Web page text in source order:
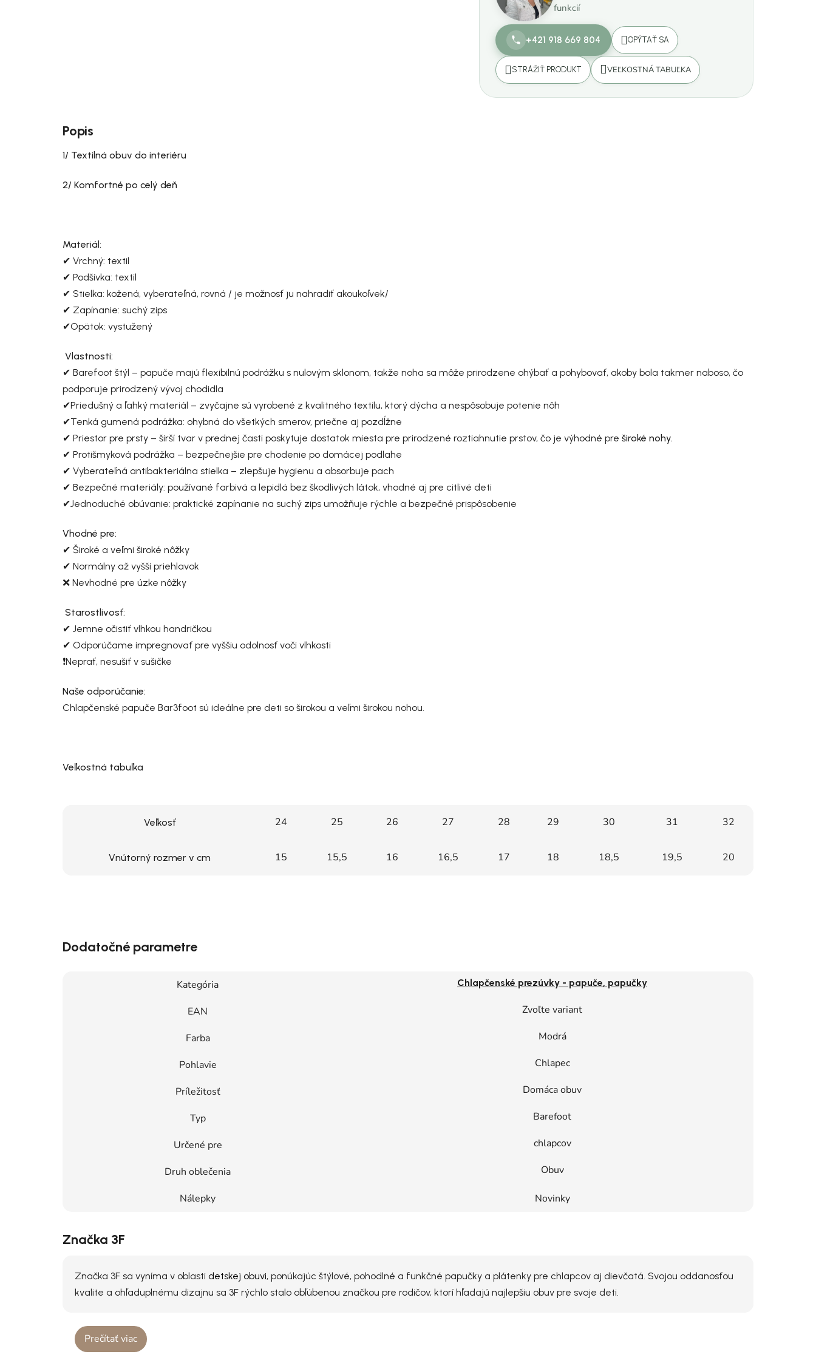
funkcií
+421 918 669 804 OPÝTAŤ SA
STRÁŽIŤ PRODUKT VEĽKOSTNÁ TABUĽKA
Popis
1/ Textilná obuv do interiéru
2/ Komfortné po celý deň
Materiál:
✔ Vrchný: textil
✔ Podšívka: textil
✔ Stielka: kožená, vyberateľná, rovná / je možnosť ju nahradiť akoukoľvek/
✔ Zapínanie: suchý zips
✔Opätok: vystužený
Vlastnosti:
✔ Barefoot štýl – papuče majú flexibilnú podrážku s nulovým sklonom, takže noha sa môže prirodzene ohýbať a pohybovať, akoby bola takmer naboso, čo
podporuje prirodzený vývoj chodidla
✔Priedušný a ľahký materiál – zvyčajne sú vyrobené z kvalitného textilu, ktorý dýcha a nespôsobuje potenie nôh
✔Tenká gumená podrážka: ohybná do všetkých smerov, priečne aj pozdĺžne
✔ Priestor pre prsty – širší tvar v prednej časti poskytuje dostatok miesta pre prirodzené roztiahnutie prstov, čo je výhodné pre široké nohy.
✔ Protišmyková podrážka – bezpečnejšie pre chodenie po domácej podlahe
✔ Vyberateľná antibakteriálna stielka – zlepšuje hygienu a absorbuje pach
✔ Bezpečné materiály: používané farbivá a lepidlá bez škodlivých látok, vhodné aj pre citlivé deti
✔Jednoduché obúvanie: praktické zapínanie na suchý zips umožňuje rýchle a bezpečné prispôsobenie
Vhodné pre:
✔ Široké a veľmi široké nôžky
✔ Normálny až vyšší priehlavok
❌ Nevhodné pre úzke nôžky
Starostlivosť:
✔ Jemne očistiť vlhkou handričkou
✔ Odporúčame impregnovať pre vyššiu odolnosť voči vlhkosti
❗Neprať, nesušiť v sušičke
Naše odporúčanie:
Chlapčenské papuče Bar3foot sú ideálne pre deti so širokou a veľmi širokou nohou.
Veľkostná tabuľka
Veľkosť 24 25 26 27 28 29 30 31 32
Vnútorný rozmer v cm 15 15,5 16 16,5 17 18 18,5 19,5 20
Dodatočné parametre
Kategória Chlapčenské prezúvky - papuče, papučky
EAN Zvoľte variant
Farba Modrá
Pohlavie Chlapec
Príležitosť Domáca obuv
Typ Barefoot
Určené pre chlapcov
Druh oblečenia Obuv
Nálepky Novinky
Značka 3F
Značka 3F sa vyníma v oblasti detskej obuvi, ponúkajúc štýlové, pohodlné a funkčné papučky a plátenky pre chlapcov aj dievčatá. Svojou oddanosťou
kvalite a ohľaduplnému dizajnu sa 3F rýchlo stalo obľúbenou značkou pre rodičov, ktorí hľadajú najlepšiu obuv pre svoje deti.
Prečítať viac